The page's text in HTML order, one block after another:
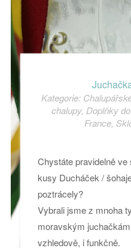
Kategorie:
chalupy, Doplňky
France,
Chystáte pravidelně
kusy Ducháček /
poztrácely?
Vybrali jsme z mnoha
moravským
vzhledově, i funkčně.